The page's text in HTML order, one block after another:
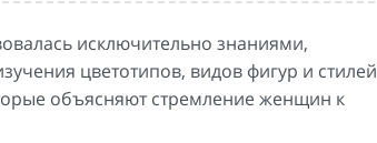
исключительно знаниями,
цветотипов, видов фигур и стилей
объясняют стремление женщин к